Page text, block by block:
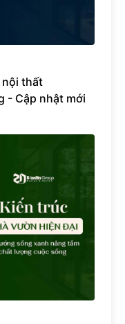
nội thất
- Cập nhật mới